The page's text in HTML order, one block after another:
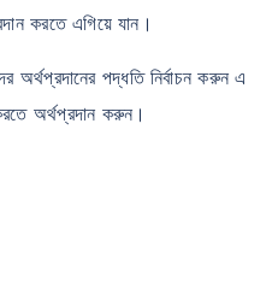
করতে এগিয়ে যান।
অর্থপ্রদানের পদ্ধতি নির্বাচন করুন এ
অর্থপ্রদান করুন।